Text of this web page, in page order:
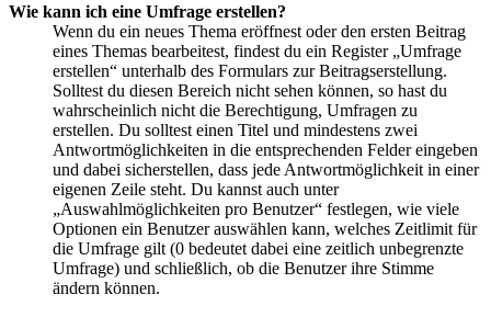
Wie kann ich eine Umfrage erstellen?
Wenn du ein neues Thema eröffnest oder den ersten Beitrag
eines Themas bearbeitest, findest du ein Register „Umfrage
erstellen“ unterhalb des Formulars zur Beitragserstellung.
Solltest du diesen Bereich nicht sehen können, so hast du
wahrscheinlich nicht die Berechtigung, Umfragen zu
erstellen. Du solltest einen Titel und mindestens zwei
Antwortmöglichkeiten in die entsprechenden Felder eingeben
und dabei sicherstellen, dass jede Antwortmöglichkeit in einer
eigenen Zeile steht. Du kannst auch unter
„Auswahlmöglichkeiten pro Benutzer“ festlegen, wie viele
Optionen ein Benutzer auswählen kann, welches Zeitlimit für
die Umfrage gilt (0 bedeutet dabei eine zeitlich unbegrenzte
Umfrage) und schließlich, ob die Benutzer ihre Stimme
ändern können.